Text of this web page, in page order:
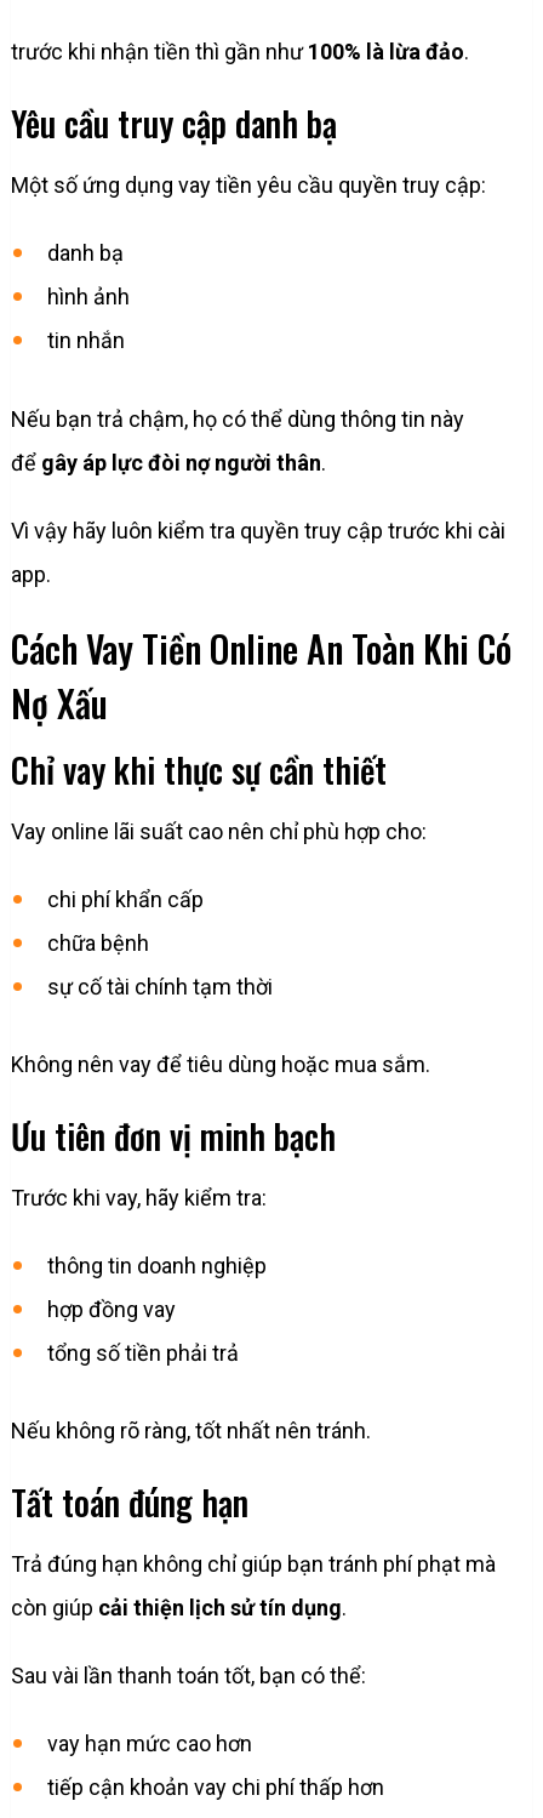
trước khi nhận tiền thì gần như100% là lừa đảo.
Yêu cầu truy cập danh bạ
Một số ứng dụng vay tiền yêu cầu quyền truy cập:
danh bạ
hình ảnh
tin nhắn
Nếu bạn trả chậm, họ có thể dùng thông tin này
để gây áp lực đòi nợ người thân.
Vì vậy hãy luôn kiểm tra quyền truy cập trước khi cài
app.
Cách Vay Tiền Online An Toàn Khi Có
Nợ Xấu
Chỉ vay khi thực sự cần thiết
Vay online lãi suất cao nên chỉ phù hợp cho:
chi phí khẩn cấp
chữa bệnh
sự cố tài chính tạm thời
Không nên vay để tiêu dùng hoặc mua sắm.
Ưu tiên đơn vị minh bạch
Trước khi vay, hãy kiểm tra:
thông tin doanh nghiệp
hợp đồng vay
tổng số tiền phải trả
Nếu không rõ ràng, tốt nhất nên tránh.
Tất toán đúng hạn
Trả đúng hạn không chỉ giúp bạn tránh phí phạt mà
còn giúp cải thiện lịch sử tín dụng.
Sau vài lần thanh toán tốt, bạn có thể:
vay hạn mức cao hơn
tiếp cận khoản vay chi phí thấp hơn